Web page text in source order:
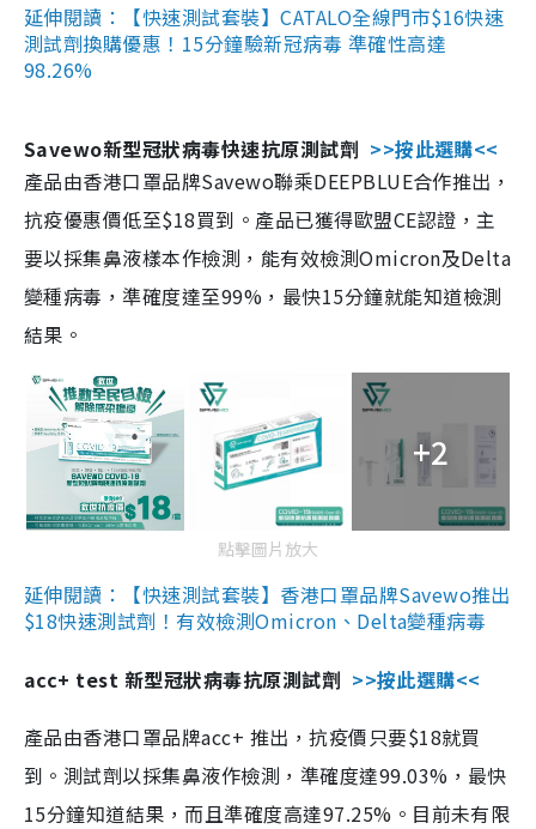
延伸閱讀：【快速測試套裝】CATALO全線門市$16快速
測試劑換購優惠！15分鐘驗新冠病毒 準確性高達
98.26%
Savewo新型冠狀病毒快速抗原測試劑 >>按此選購<<
產品由香港口罩品牌Savewo聯乘DEEPBLUE合作推出，
抗疫優惠價低至$18買到。產品已獲得歐盟CE認證，主
要以採集鼻液樣本作檢測，能有效檢測Omicron及Delta
變種病毒，準確度達至99%，最快15分鐘就能知道檢測
結果。
+2
點擊圖片放大
延伸閱讀：【快速測試套裝】香港口罩品牌Savewo推出
$18快速測試劑！有效檢測Omicron、Delta變種病毒
acc+ test 新型冠狀病毒抗原測試劑 >>按此選購<<
產品由香港口罩品牌acc+ 推出，抗疫價只要$18就買
到。測試劑以採集鼻液作檢測，準確度達99.03%，最快
15分鐘知道結果，而且準確度高達97.25%。目前未有限